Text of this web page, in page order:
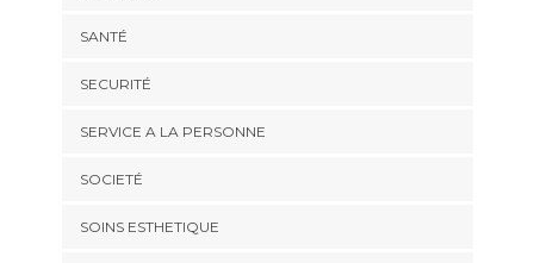
SANTÉ
SECURITÉ
SERVICE A LA PERSONNE
SOCIETÉ
SOINS ESTHETIQUE